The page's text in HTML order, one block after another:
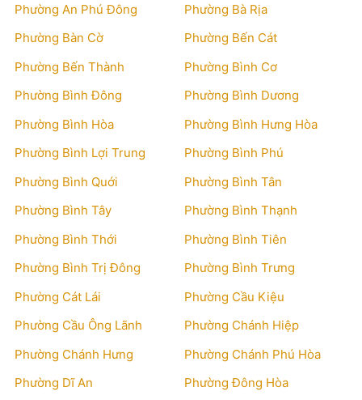
Phường An Phú Đông
Phường Bà Rịa
Phường Bàn Cờ
Phường Bến Cát
Phường Bến Thành
Phường Bình Cơ
Phường Bình Đông
Phường Bình Dương
Phường Bình Hòa
Phường Bình Hưng Hòa
Phường Bình Lợi Trung
Phường Bình Phú
Phường Bình Quới
Phường Bình Tân
Phường Bình Tây
Phường Bình Thạnh
Phường Bình Thới
Phường Bình Tiên
Phường Bình Trị Đông
Phường Bình Trưng
Phường Cát Lái
Phường Cầu Kiệu
Phường Cầu Ông Lãnh
Phường Chánh Hiệp
Phường Chánh Hưng
Phường Chánh Phú Hòa
Phường Dĩ An
Phường Đông Hòa